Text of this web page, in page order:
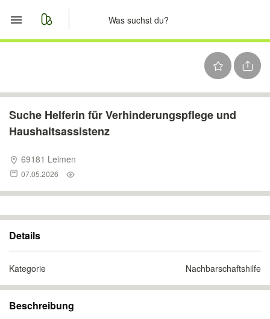
Nachrichten
Suche Helferin für Verhinderungspflege und
Haushaltsassistenz
69181 Leimen
07.05.2026
Details
Kategorie Nachbarschaftshilfe
Beschreibung